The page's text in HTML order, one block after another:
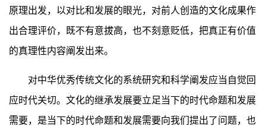
原理出发，以对比和发展的眼光，对前人创造的文化成果作
出合理评价，既不有意拔高，也不刻意贬低，把真正有价值
的真理性内容阐发出来。
对中华优秀传统文化的系统研究和科学阐发应当自觉回
应时代关切。文化的继承发展要立足当下的时代命题和发展
需要，是当下的时代命题和发展需要向我们提出了问题，也